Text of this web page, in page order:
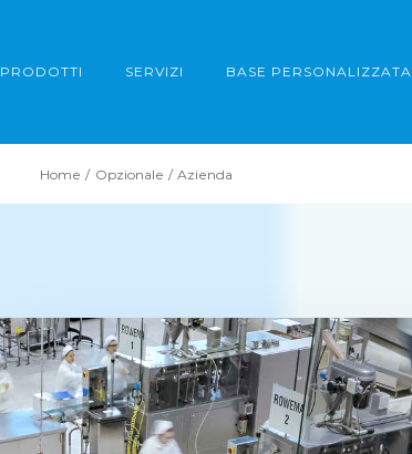
PRODOTTI SERVIZI BASE PERSONALIZZATA
Home Opzionale Azienda